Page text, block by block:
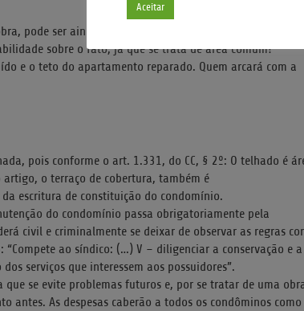
pode ser ainda acionada?
sobre o fato, já que se trata de área comum?
e o teto do apartamento reparado. Quem arcará com a
pois conforme o art. 1.331, do CC, § 2º: O telhado é
o terraço de cobertura, também é
escritura de constituição do condomínio.
do condomínio passa obrigatoriamente pela
civil e criminalmente se deixar de observar as regras
ao síndico: (…) V – diligenciar a conservação e
serviços que interessem aos possuidores”.
que se evite problemas futuros e, por se tratar de uma
antes. As despesas caberão a todos os condôminos
Aceitar